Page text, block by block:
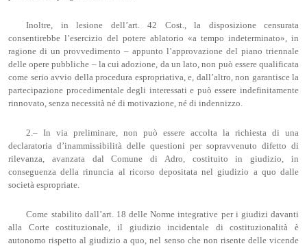
Inoltre, in lesione dell’art. 42 Cost., la disposizione censurata
consentirebbe l’esercizio del potere ablatorio «a tempo indeterminato», in
ragione di un provvedimento – appunto l’approvazione del piano triennale
delle opere pubbliche – la cui adozione, da un lato, non può essere qualificata
come serio avvio della procedura espropriativa, e, dall’altro, non garantisce la
partecipazione procedimentale degli interessati e può essere indefinitamente
rinnovato, senza necessità né di motivazione, né di indennizzo.
2.– In via preliminare, non può essere accolta la richiesta di una
declaratoria d’inammissibilità delle questioni per sopravvenuto difetto di
rilevanza, avanzata dal Comune di Adro, costituito in giudizio, in
conseguenza della rinuncia al ricorso depositata nel giudizio a quo dalle
società espropriate.
Come stabilito dall’art. 18 delle Norme integrative per i giudizi davanti
alla Corte costituzionale, il giudizio incidentale di costituzionalità è
autonomo rispetto al giudizio a quo, nel senso che non risente delle vicende